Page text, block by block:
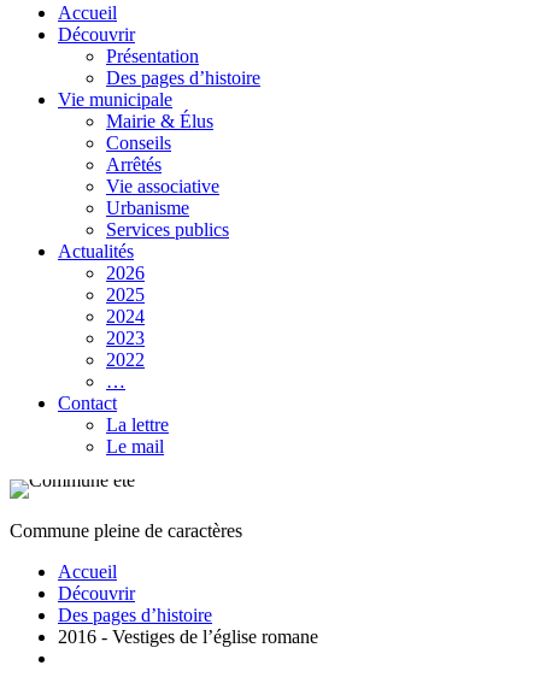
Accueil
Découvrir
Présentation
Des pages d’histoire
Vie municipale
Mairie & Élus
Conseils
Arrêtés
Vie associative
Urbanisme
Services publics
Actualités
2026
2025
2024
2023
2022
…
Contact
La lettre
Le mail
Commune pleine de caractères
Accueil
Découvrir
Des pages d’histoire
2016 - Vestiges de l’église romane